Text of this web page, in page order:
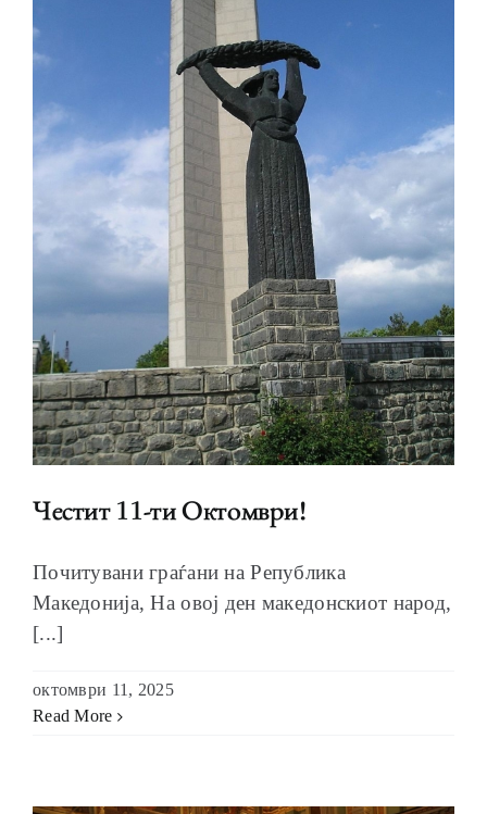
Честит 11-ти Октомври!
Почитувани граѓани на Република
Македонија, На овој ден македонскиот народ,
[...]
октомври 11, 2025
Read More